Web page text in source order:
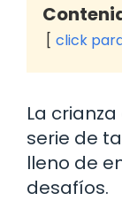
click
La
serie de
lleno de
desafíos.